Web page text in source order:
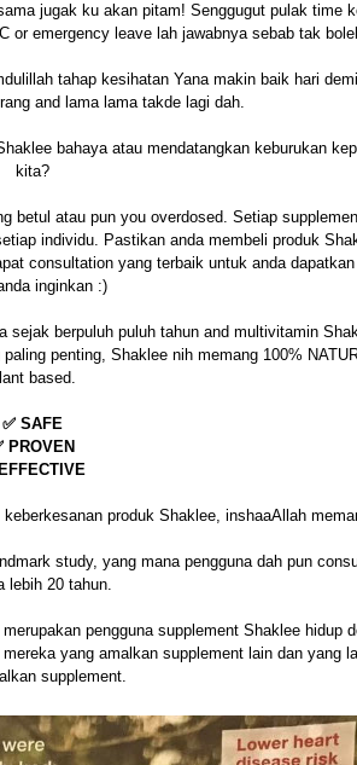
jugak ku akan pitam! Senggugut pulak time
or emergency leave lah jawabnya sebab tak
tahap kesihatan Yana makin baik hari
and lama lama takde lagi dah.
bahaya atau mendatangkan keburukan
kita?
betul atau pun you overdosed. Setiap
individu. Pastikan anda membeli produk
consultation yang terbaik untuk anda
inginkan :)
sejak berpuluh puluh tahun and multivitamin
penting, Shaklee nih memang 100%
based.
✅ SAFE
PROVEN
produk Shaklee, inshaaAllah
study, yang mana pengguna dah pun
lebih 20 tahun.
pengguna supplement Shaklee hidup
yang amalkan supplement lain dan yang
supplement.